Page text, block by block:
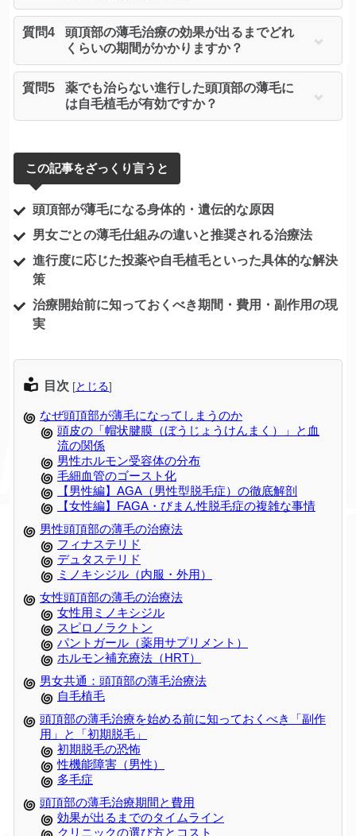
質問4
頭頂部の薄毛治療の効果が出るまでどれ
くらいの期間がかかりますか？
質問5
薬でも治らない進行した頭頂部の薄毛に
は自毛植毛が有効ですか？
この記事をざっくり言うと
頭頂部が薄毛になる身体的・遺伝的な原因
男女ごとの薄毛仕組みの違いと推奨される治療法
進行度に応じた投薬や自毛植毛といった具体的な解決
策
治療開始前に知っておくべき期間・費用・副作用の現
実
目次 [とじる]
なぜ頭頂部が薄毛になってしまうのか
頭皮の「帽状腱膜（ぼうじょうけんまく）」と血
流の関係
男性ホルモン受容体の分布
毛細血管のゴースト化
【男性編】AGA（男性型脱毛症）の徹底解剖
【女性編】FAGA・びまん性脱毛症の複雑な事情
男性頭頂部の薄毛の治療法
フィナステリド
デュタステリド
ミノキシジル（内服・外用）
女性頭頂部の薄毛の治療法
女性用ミノキシジル
スピロノラクトン
パントガール（薬用サプリメント）
ホルモン補充療法（HRT）
男女共通：頭頂部の薄毛治療法
自毛植毛
頭頂部の薄毛治療を始める前に知っておくべき「副作
用」と「初期脱毛」
初期脱毛の恐怖
性機能障害（男性）
多毛症
頭頂部の薄毛治療期間と費用
効果が出るまでのタイムライン
クリニックの選び方とコスト